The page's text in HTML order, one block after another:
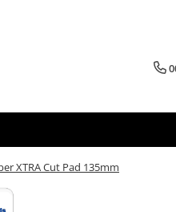
XTRA Cut Pad 135mm